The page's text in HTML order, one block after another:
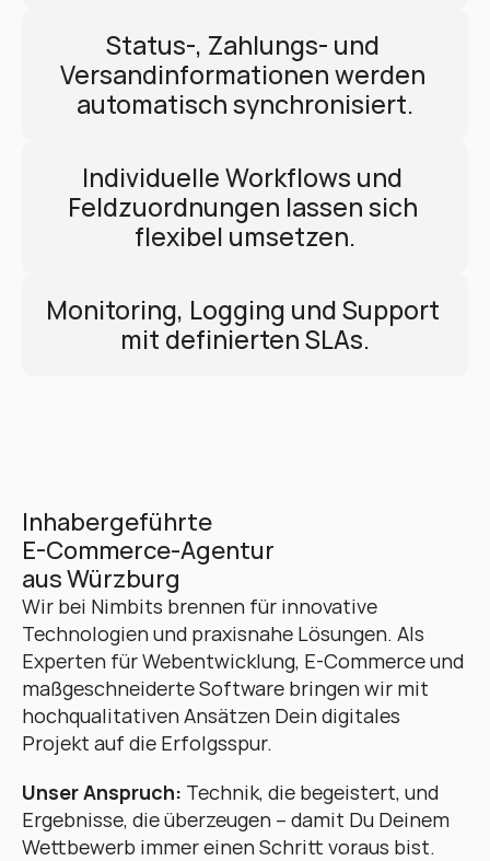
Status-, Zahlungs- und
Versandinformationen werden
automatisch synchronisiert.
Individuelle Workflows und
Feldzuordnungen lassen sich
flexibel umsetzen.
Monitoring, Logging und Support
mit definierten SLAs.
Inhabergeführte
E-Commerce-Agentur
aus Würzburg
Wir bei Nimbits brennen für innovative
Technologien und praxisnahe Lösungen. Als
Experten für Webentwicklung, E-Commerce und
maßgeschneiderte Software bringen wir mit
hochqualitativen Ansätzen Dein digitales
Projekt auf die Erfolgsspur.
Unser Anspruch: Technik, die begeistert, und
Ergebnisse, die überzeugen – damit Du Deinem
Wettbewerb immer einen Schritt voraus bist.